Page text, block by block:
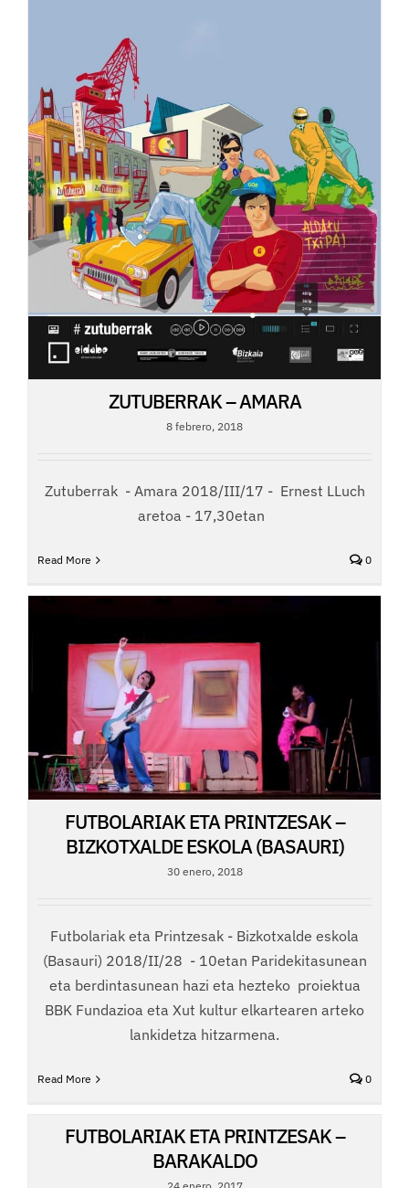
ZUTUBERRAK – AMARA
8 febrero, 2018
Zutuberrak - Amara 2018/III/17 - Ernest LLuch
aretoa - 17,30etan
Read More 0
FUTBOLARIAK ETA PRINTZESAK –
BIZKOTXALDE ESKOLA (BASAURI)
30 enero, 2018
Futbolariak eta Printzesak - Bizkotxalde eskola
(Basauri) 2018/II/28 - 10etan Paridekitasunean
eta berdintasunean hazi eta hezteko proiektua
BBK Fundazioa eta Xut kultur elkartearen arteko
lankidetza hitzarmena.
Read More 0
FUTBOLARIAK ETA PRINTZESAK –
BARAKALDO